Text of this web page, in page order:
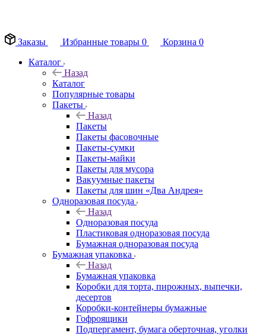
Заказы
Избранные товары 0 Корзина 0
Каталог
Назад
Каталог
Популярные товары
Пакеты
Назад
Пакеты
Пакеты фасовочные
Пакеты-сумки
Пакеты-майки
Пакеты для мусора
Вакуумные пакеты
Пакеты для шин «Два Андрея»
Одноразовая посуда
Назад
Одноразовая посуда
Пластиковая одноразовая посуда
Бумажная одноразовая посуда
Бумажная упаковка
Назад
Бумажная упаковка
Коробки для торта, пирожных, выпечки,
десертов
Коробки-контейнеры бумажные
Гофроящики
Подпергамент, бумага оберточная, уголки